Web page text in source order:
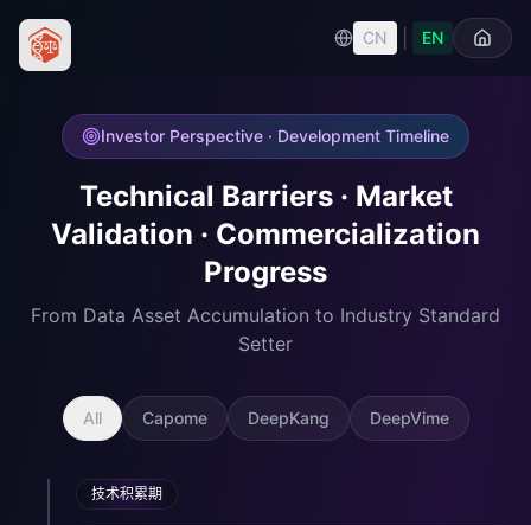
CN EN
Investor Perspective · Development Timeline
Technical Barriers · Market
Validation · Commercialization
Progress
From Data Asset Accumulation to Industry Standard
Setter
All Capome DeepKang DeepVime
技术积累期